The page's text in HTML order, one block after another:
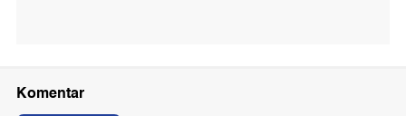
Komentar